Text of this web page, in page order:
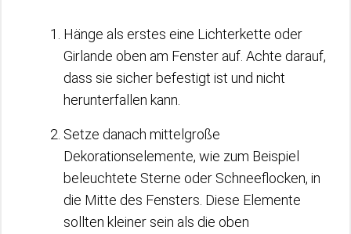
Hänge als erstes eine Lichterkette oder
Girlande oben am Fenster auf. Achte darauf,
dass sie sicher befestigt ist und nicht
herunterfallen kann.
Setze danach mittelgroße
Dekorationselemente, wie zum Beispiel
beleuchtete Sterne oder Schneeflocken, in
die Mitte des Fensters. Diese Elemente
sollten kleiner sein als die oben